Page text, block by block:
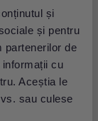
și
și pentru
partenerilor de
cu
Aceștia le
sau culese
exemplu,
și fungice.
Legionella
Candidași